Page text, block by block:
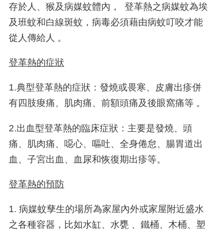
存於人、猴及病媒蚊體內， 登革熱之病媒蚊為埃
及班蚊和白線斑蚊，病毒必須藉由病蚊叮咬才能
從人傳給人 。
登革熱的症狀
1.典型登革熱的症狀：發燒或畏寒、皮膚出疹併
有四肢痠痛、肌肉痛、前額頭痛及後眼窩痛等 。
2.出血型登革熱的臨床症狀：主要是發燒、頭
痛、肌肉痛、噁心、嘔吐、全身倦怠、腸胃道出
血、子宮出血、血尿和恢復期出疹等。
登革熱的預防
1. 病媒蚊孳生的場所為家屋內外或家屋附近盛水
之各種容器，比如水缸、水甕 、鐵桶、木桶、塑